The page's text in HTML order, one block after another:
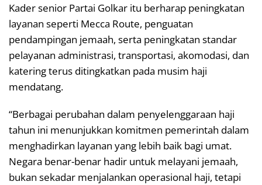
Kader senior Partai Golkar itu berharap peningkatan
layanan seperti Mecca Route, penguatan
pendampingan jemaah, serta peningkatan standar
pelayanan administrasi, transportasi, akomodasi, dan
katering terus ditingkatkan pada musim haji
mendatang.
“Berbagai perubahan dalam penyelenggaraan haji
tahun ini menunjukkan komitmen pemerintah dalam
menghadirkan layanan yang lebih baik bagi umat.
Negara benar-benar hadir untuk melayani jemaah,
bukan sekadar menjalankan operasional haji, tetapi